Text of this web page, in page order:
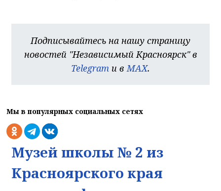
Подписывайтесь на нашу страницу
новостей "Независимый Красноярск" в
Telegram и вMAX.
Мы в популярных социальных сетях
Музей школы № 2 из
Красноярского края